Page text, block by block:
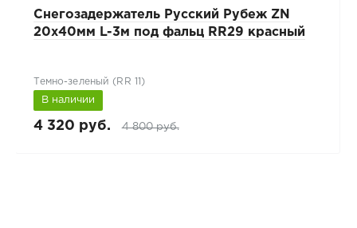
Снегозадержатель Русский Рубеж ZN
20х40мм L-3м под фальц RR29 красный
Темно-зеленый (RR 11)
В наличии
4 320 руб. 4 800 руб.